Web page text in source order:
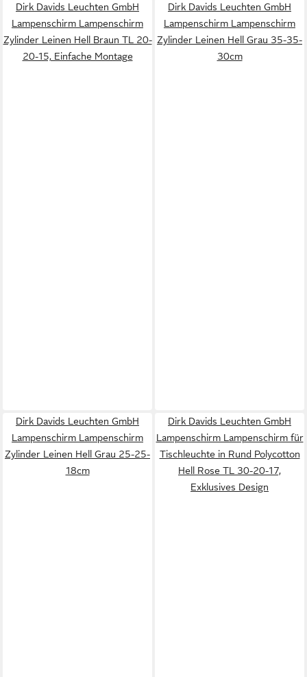
Dirk Davids Leuchten GmbH
Lampenschirm Lampenschirm
Zylinder Leinen Hell Braun TL 20-
20-15, Einfache Montage
Dirk Davids Leuchten GmbH
Lampenschirm Lampenschirm
Zylinder Leinen Hell Grau 35-35-
30cm
Dirk Davids Leuchten GmbH
Lampenschirm Lampenschirm
Zylinder Leinen Hell Grau 25-25-
18cm
Dirk Davids Leuchten GmbH
Lampenschirm Lampenschirm für
Tischleuchte in Rund Polycotton
Hell Rose TL 30-20-17,
Exklusives Design